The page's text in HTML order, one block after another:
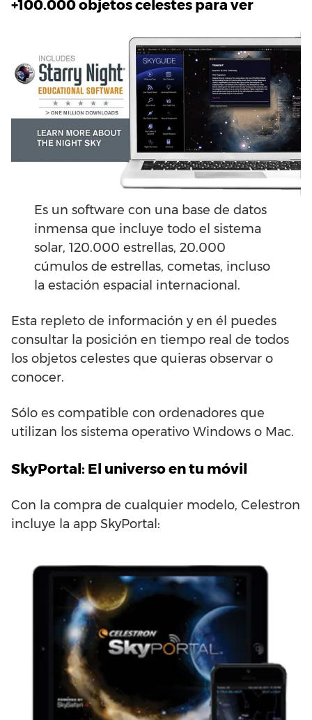
+100.000 objetos celestes para ver
Es un software con una base de datos
inmensa que incluye todo el sistema
solar, 120.000 estrellas, 20.000
cúmulos de estrellas, cometas, incluso
la estación espacial internacional.
Esta repleto de información y en él puedes
consultar la posición en tiempo real de todos
los objetos celestes que quieras observar o
conocer.
Sólo es compatible con ordenadores que
utilizan los sistema operativo Windows o Mac.
SkyPortal: El universo en tu móvil
Con la compra de cualquier modelo, Celestron
incluye la app SkyPortal: